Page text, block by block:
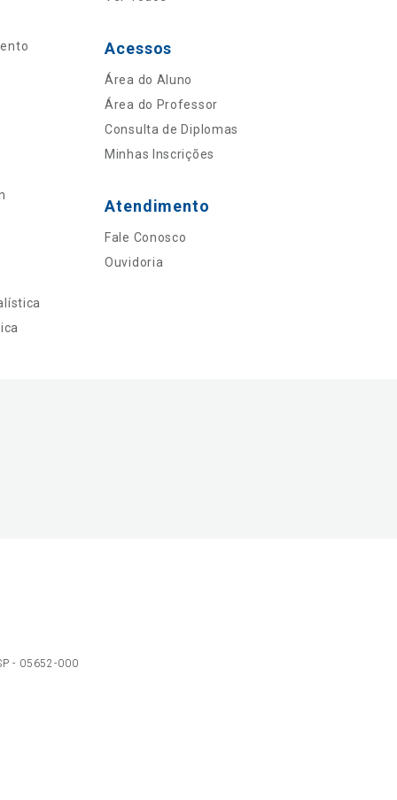
Acessos
Área do Aluno
Área do Professor
Consulta de Diplomas
Minhas Inscrições
Atendimento
Fale Conosco
Ouvidoria
- 05652-000